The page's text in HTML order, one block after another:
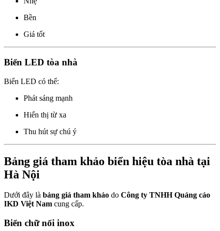
Bền
Giá tốt
Biển LED tòa nhà
Biển LED có thể:
Phát sáng mạnh
Hiển thị từ xa
Thu hút sự chú ý
Bảng giá tham khảo biển hiệu tòa nhà tại
Hà Nội
Dưới đây là bảng giá tham khảo do Công ty TNHH Quảng cáo
IKD Việt Nam cung cấp.
Biển chữ nổi inox